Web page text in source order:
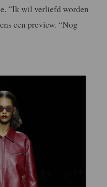
“Ik wil verliefd worden
een preview. “Nog